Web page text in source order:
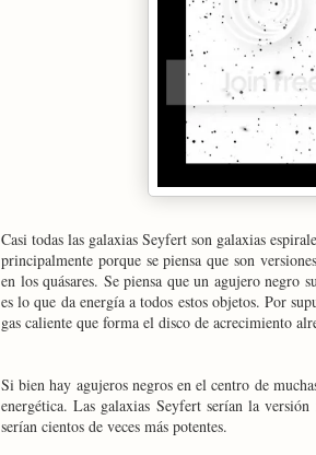
Casi todas las galaxias Seyfert son galaxias
principalmente porque se piensa que son
en los quásares. Se piensa que un agujero negro
es lo que da energía a todos estos objetos. Por
gas caliente que forma el disco de acrecimiento
Si bien hay agujeros negros en el centro de
energética. Las galaxias Seyfert serían la
serían cientos de veces más potentes.